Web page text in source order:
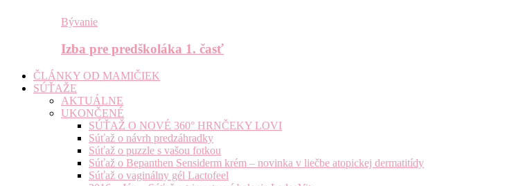
Bývanie
Izba pre predškoláka 1. časť
ČLÁNKY OD MAMIČIEK
SÚŤAŽE
AKTUÁLNE
UKONČENÉ
SÚŤAŽ O NOVÉ 360° HRNČEKY LOVI
Súťaž o návrh predzáhradky
Súťaž o puzzle s vašou fotkou
Súťaž o Bepanthen Sensiderm krém – novinka v liečbe atopickej dermatitídy
Súťaž o vaginálny gél Lactofeel